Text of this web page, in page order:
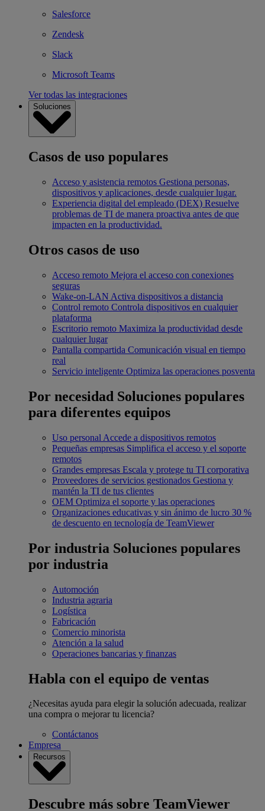
Salesforce
Zendesk
Slack
Microsoft Teams
Ver todas las integraciones
Soluciones
Casos de uso populares
Acceso y asistencia remotos Gestiona personas,
dispositivos y aplicaciones, desde cualquier lugar.
Experiencia digital del empleado (DEX) Resuelve
problemas de TI de manera proactiva antes de que
impacten en la productividad.
Otros casos de uso
Acceso remoto Mejora el acceso con conexiones
seguras
Wake-on-LAN Activa dispositivos a distancia
Control remoto Controla dispositivos en cualquier
plataforma
Escritorio remoto Maximiza la productividad desde
cualquier lugar
Pantalla compartida Comunicación visual en tiempo
real
Servicio inteligente Optimiza las operaciones posventa
Por necesidad Soluciones populares
para diferentes equipos
Uso personal Accede a dispositivos remotos
Pequeñas empresas Simplifica el acceso y el soporte
remotos
Grandes empresas Escala y protege tu TI corporativa
Proveedores de servicios gestionados Gestiona y
mantén la TI de tus clientes
OEM Optimiza el soporte y las operaciones
Organizaciones educativas y sin ánimo de lucro 30 %
de descuento en tecnología de TeamViewer
Por industria Soluciones populares
por industria
Automoción
Industria agraria
Logística
Fabricación
Comercio minorista
Atención a la salud
Operaciones bancarias y finanzas
Habla con el equipo de ventas
¿Necesitas ayuda para elegir la solución adecuada, realizar
una compra o mejorar tu licencia?
Contáctanos
Empresa
Recursos
Descubre más sobre TeamViewer